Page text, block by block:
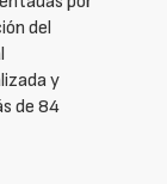
del
y
de 84